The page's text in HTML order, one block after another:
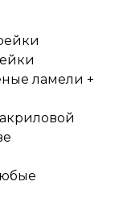
ламели +